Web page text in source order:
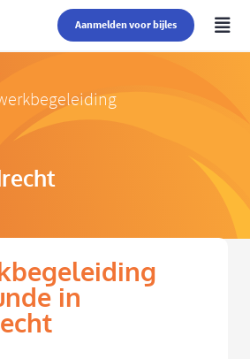
Aanmelden voor bijles
in